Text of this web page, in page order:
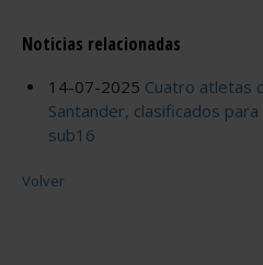
Noticias relacionadas
14-07-2025 Cuatro atletas
Santander, clasificados
sub16
Volver